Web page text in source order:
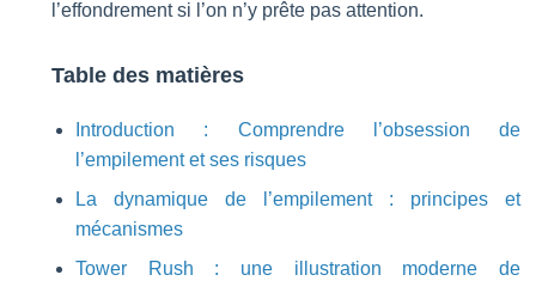
l’effondrement si l’on n’y prête pas attention.
Table des matières
Introduction : Comprendre l’obsession de
l’empilement et ses risques
La dynamique de l’empilement : principes et
mécanismes
Tower Rush : une illustration moderne de